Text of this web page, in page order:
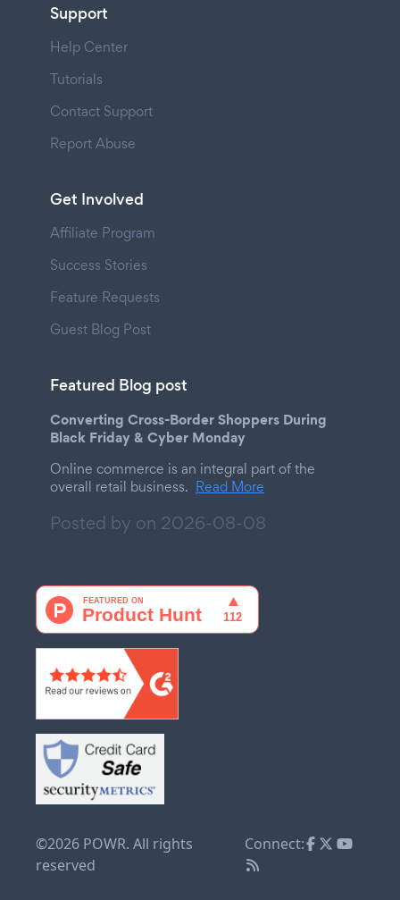
Support
Help Center
Tutorials
Contact Support
Report Abuse
Get Involved
Affiliate Program
Success Stories
Feature Requests
Guest Blog Post
Featured Blog post
Converting Cross-Border Shoppers During
Black Friday & Cyber Monday
Online commerce is an integral part of the
overall retail business. Read More
Posted by on 2026-08-08
©2026 POWR. All rights
reserved
Connect: